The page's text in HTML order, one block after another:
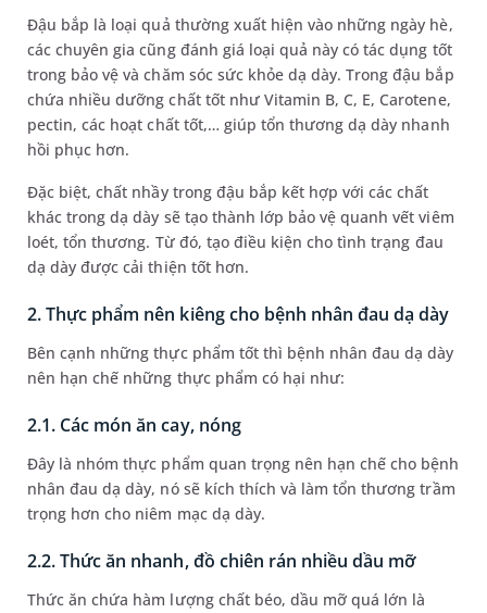
Đậu bắp là loại quả thường xuất hiện vào những ngày hè,
các chuyên gia cũng đánh giá loại quả này có tác dụng tốt
trong bảo vệ và chăm sóc sức khỏe dạ dày. Trong đậu bắp
chứa nhiều dưỡng chất tốt như Vitamin B, C, E, Carotene,
pectin, các hoạt chất tốt,… giúp tổn thương dạ dày nhanh
hồi phục hơn.
Đặc biệt, chất nhầy trong đậu bắp kết hợp với các chất
khác trong dạ dày sẽ tạo thành lớp bảo vệ quanh vết viêm
loét, tổn thương. Từ đó, tạo điều kiện cho tình trạng đau
dạ dày được cải thiện tốt hơn.
2. Thực phẩm nên kiêng cho bệnh nhân đau dạ dày
Bên cạnh những thực phẩm tốt thì bệnh nhân đau dạ dày
nên hạn chế những thực phẩm có hại như:
2.1. Các món ăn cay, nóng
Đây là nhóm thực phẩm quan trọng nên hạn chế cho bệnh
nhân đau dạ dày, nó sẽ kích thích và làm tổn thương trầm
trọng hơn cho niêm mạc dạ dày.
2.2. Thức ăn nhanh, đồ chiên rán nhiều dầu mỡ
Thức ăn chứa hàm lượng chất béo, dầu mỡ quá lớn là